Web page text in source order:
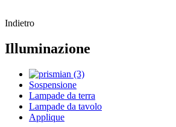
Indietro
Illuminazione
Sospensione
Lampade da terra
Lampade da tavolo
Applique